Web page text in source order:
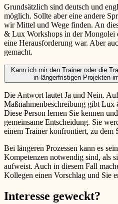
Grundsätzlich sind deutsch und
möglich. Sollte aber eine andere
wir Mittel und Wege finden. An
& Lux Workshops in der Mongolei
eine Herausforderung war. Aber
gemacht.
Kann ich mir den Trainer oder die
in längerfristigen Projekten
Die Antwort lautet Ja und Nein.
Maßnahmenbeschreibung gibt
Diese Person lernen Sie kennen
gemeinsame Entscheidung. Sie
einem Trainer konfrontiert, zu dem
Bei längeren Prozessen kann es
Kompetenzen notwendig sind, als
aufweist. Auch in diesem Fall
Kollegen einen Vorschlag und Sie
Interesse geweckt?